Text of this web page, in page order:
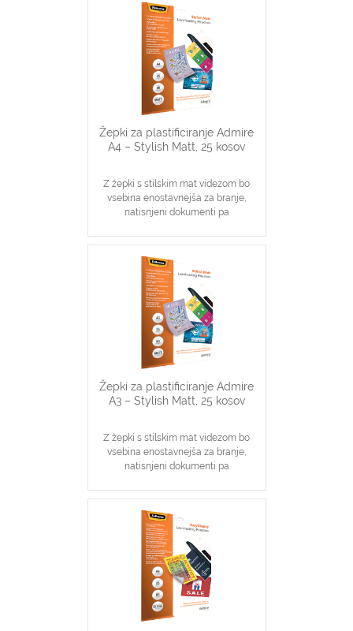
Zagotavljanje osnovne zaščite
dokumentov
Žepki za plastificiranje Admire
A4 – Stylish Matt, 25 kosov
Z žepki s stilskim mat videzom bo
vsebina enostavnejša za branje,
natisnjeni dokumenti pa
Pakiranje vsebuje 25 žepkov velikosti
Debelina: 80 mikronov
Žepki za plastificiranje Admire
A3 – Stylish Matt, 25 kosov
Z žepki s stilskim mat videzom bo
vsebina enostavnejša za branje,
natisnjeni dokumenti pa
Pakiranje vsebuje 25 žepkov velikosti
Debelina: 80 mikronov